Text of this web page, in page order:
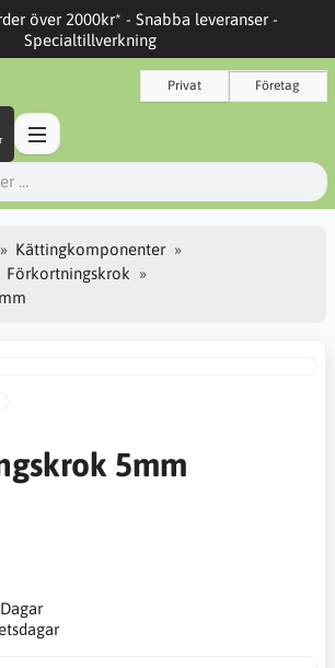
över 2000kr* - Snabba leveranser -
Specialtillverkning
Privat Företag
Kättingkomponenter
Förkortningskrok
5mm